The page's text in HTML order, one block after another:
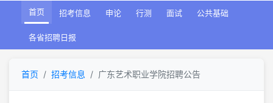
首页 招考信息 申论 行测 面试 公共基础
各省招聘日报
首页 招考信息 广东艺术职业学院招聘公告